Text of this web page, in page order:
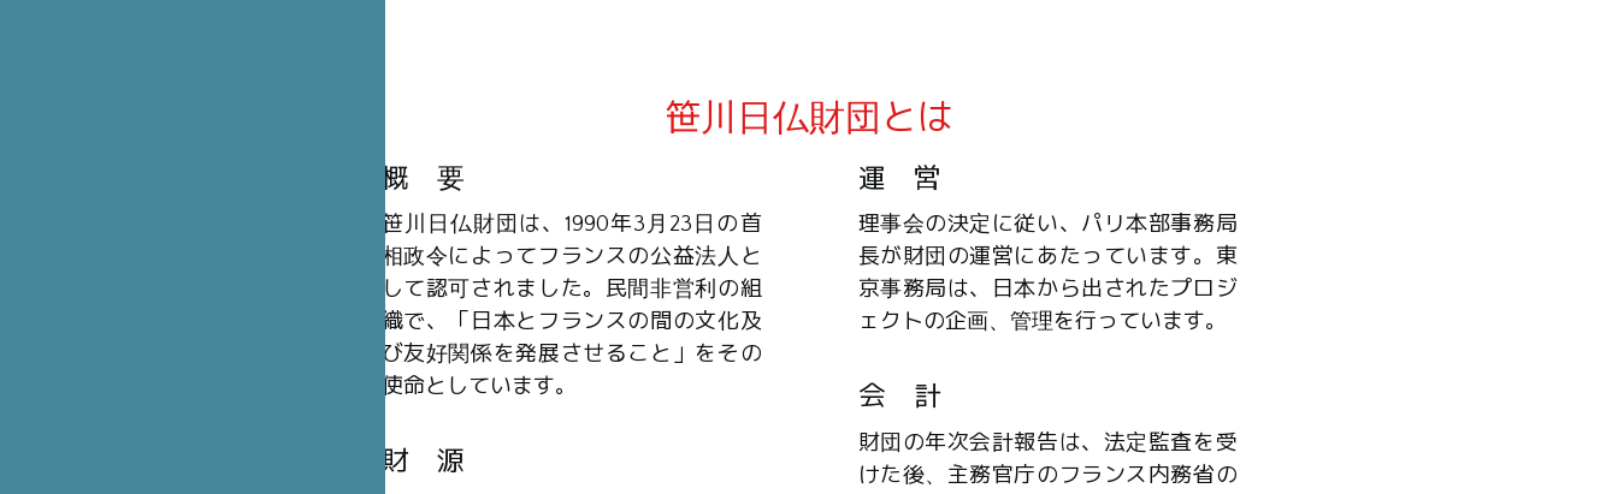
笹川日仏財団とは
概 要
笹川日仏財団は、1990年3月23日の首
相政令によってフランスの公益法人と
して認可されました。民間非営利の組
織で、「日本とフランスの間の文化及
び友好関係を発展させること」をその
使命としています。
財 源
運 営
理事会の決定に従い、パリ本部事務局
長が財団の運営にあたっています。東
京事務局は、日本から出されたプロジ
ェクトの企画、管理を行っています。
会 計
財団の年次会計報告は、法定監査を受
けた後、主務官庁のフランス内務省の